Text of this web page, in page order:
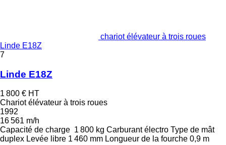
chariot élévateur à trois roues
Linde E18Z
7
Linde E18Z
1 800 € HT
Chariot élévateur à trois roues
1992
16 561 m/h
Capacité de charge 1 800 kg Carburant électro Type de mât
duplex Levée libre 1 460 mm Longueur de la fourche 0,9 m